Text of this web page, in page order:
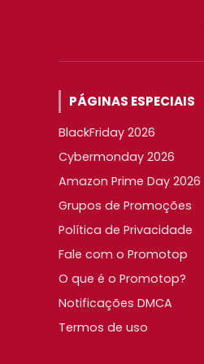
PÁGINAS ESPECIAIS
BlackFriday 2026
Cybermonday 2026
Amazon Prime Day 2026
Grupos de Promoções
Política de Privacidade
Fale com o Promotop
O que é o Promotop?
Notificações DMCA
Termos de uso